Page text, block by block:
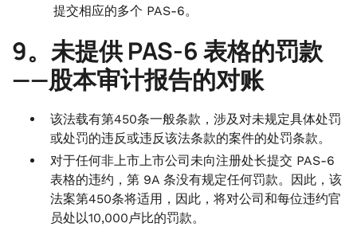
提交相应的多个 PAS-6。
9。未提供 PAS-6 表格的罚款
——股本审计报告的对账
该法载有第450条一般条款，涉及对未规定具体处罚
或处罚的违反或违反该法条款的案件的处罚条款。
对于任何非上市上市公司未向注册处长提交 PAS-6
表格的违约，第 9A 条没有规定任何罚款。因此，该
法案第450条将适用，因此，将对公司和每位违约官
员处以10,000卢比的罚款。